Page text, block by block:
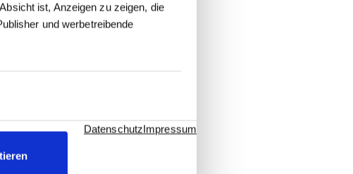
ist, Anzeigen zu zeigen, die
und werbetreibende
DatenschutzImpressum